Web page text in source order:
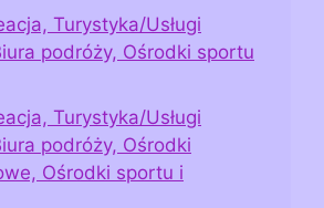
Turystyka/Usługi
podróży, Ośrodki sportu
Turystyka/Usługi
podróży, Ośrodki
Ośrodki sportu i